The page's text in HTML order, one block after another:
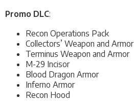
Promo DLC:
Recon Operations Pack
Collectors’ Weapon and Armor
Terminus Weapon and Armor
M-29 Incisor
Blood Dragon Armor
Inferno Armor
Recon Hood